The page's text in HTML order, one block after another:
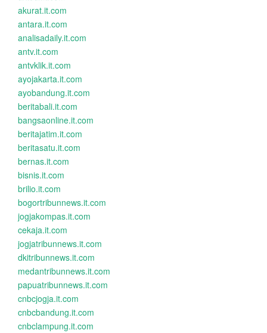
akurat.it.com
antara.it.com
analisadaily.it.com
antv.it.com
antvklik.it.com
ayojakarta.it.com
ayobandung.it.com
beritabali.it.com
bangsaonline.it.com
beritajatim.it.com
beritasatu.it.com
bernas.it.com
bisnis.it.com
brilio.it.com
bogortribunnews.it.com
jogjakompas.it.com
cekaja.it.com
jogjatribunnews.it.com
dkitribunnews.it.com
medantribunnews.it.com
papuatribunnews.it.com
cnbcjogja.it.com
cnbcbandung.it.com
cnbclampung.it.com